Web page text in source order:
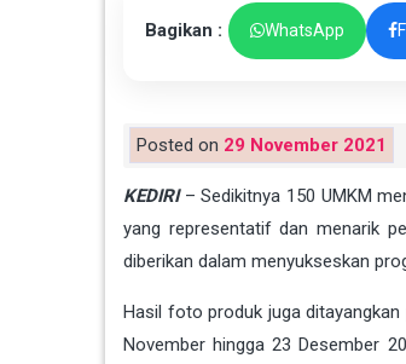
Bagikan : WhatsApp
Posted on 29 November 2021
KEDIRI– Sedikitnya 150 UMKM
yang representatif dan menarik
diberikan dalam menyukseskan
Hasil foto produk juga ditayangkan
November hingga 23 Desember